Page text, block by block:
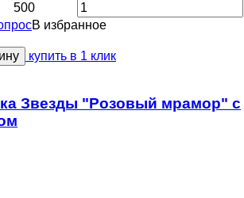
500
В избранное
купить в 1 клик
Звезды "Розовый мрамор" с